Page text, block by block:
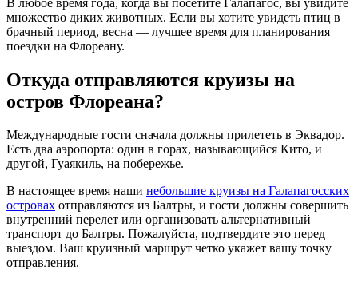
множество диких животных. Если вы хотите увидеть птиц в
брачный период, весна — лучшее время для планирования
поездки на Флореану.
Откуда отправляются круизы на
остров Флореана?
Международные гости сначала должны прилететь в Эквадор.
Есть два аэропорта: один в горах, называющийся Кито, и
другой, Гуаякиль, на побережье.
В настоящее время наши небольшие круизы на Галапагосских
островах отправляются из Балтры, и гости должны совершить
внутренний перелет или организовать альтернативный
транспорт до Балтры. Пожалуйста, подтвердите это перед
выездом. Ваш круизный маршрут четко укажет вашу точку
отправления.